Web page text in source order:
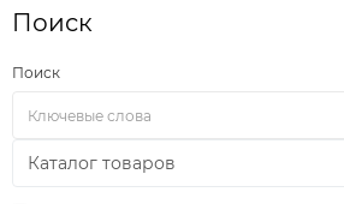
Поиск
Поиск